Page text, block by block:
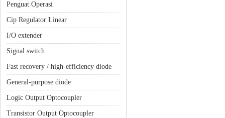
Penguat Operasi
Cip Regulator Linear
I/O extender
Signal switch
Fast recovery / high-efficiency diode
General-purpose diode
Logic Output Optocoupler
Transistor Output Optocoupler